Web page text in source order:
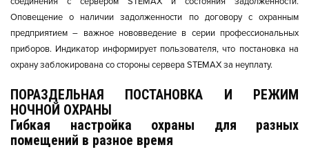
Оповещение о наличии задолженности по договору с охранным
предприятием – важное нововведение в серии профессиональных
приборов. Индикатор информирует пользователя, что постановка на
охрану заблокирована со стороны сервера STEMAX за неуплату.
ПОРАЗДЕЛЬНАЯ ПОСТАНОВКА И РЕЖИМ
НОЧНОЙ ОХРАНЫ
Гибкая настройка охраны для разных
помещений в разное время